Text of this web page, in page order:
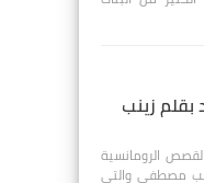
بقلم زينب
الرومانسية
مصطفى والتي